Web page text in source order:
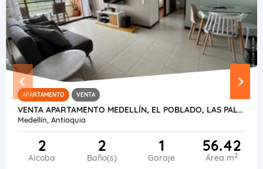
APARTAMENTO VENTA
VENTA APARTAMENTO MEDELLÍN, EL POBLADO, LAS PALMAS PARTE BAJA
Medellín, Antioquia
2
Alcoba
2
Baño(s)
1
Garaje
56.42
Área m2